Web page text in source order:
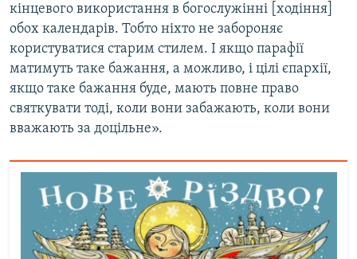
кінцевого використання в богослужінні [ходіння]
обох календарів. Тобто ніхто не забороняє
користуватися старим стилем. І якщо парафії
матимуть таке бажання, а можливо, і цілі єпархії,
якщо таке бажання буде, мають повне право
святкувати тоді, коли вони забажають, коли вони
вважають за доцільне».